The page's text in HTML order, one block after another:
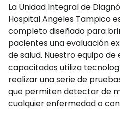
La Unidad Integral de
Hospital Angeles Tampico
completo diseñado para
pacientes una evaluación
de salud. Nuestro equipo
capacitados utiliza
realizar una serie de
que permiten detectar de
cualquier enfermedad o